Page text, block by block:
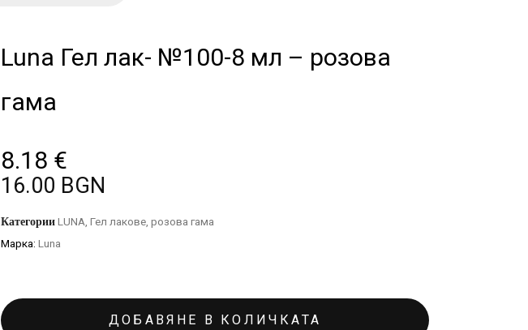
Luna Гел лак- №100-8 мл – розова
гама
8.18 €
16.00 BGN
КатегорииLUNA Гел лакове розова гама
Марка: Luna
ДОБАВЯНЕ В КОЛИЧКАТА